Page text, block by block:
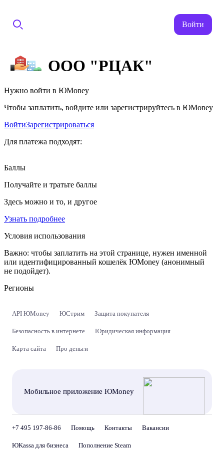
Войти
ООО "РЦАК"
Нужно войти в ЮMoney
Чтобы заплатить, войдите или зарегистрируйтесь в ЮMoney
ВойтиЗарегистрироваться
Для платежа подходят:
Баллы
Получайте и тратьте баллы
Здесь можно и то, и другое
Узнать подробнее
Условия использования
Важно: чтобы заплатить на этой странице, нужен именной
или идентифицированный кошелёк ЮMoney (анонимный
не подойдет).
Регионы
API ЮMoney ЮСтрим Защита покупателя
Безопасность в интернете Юридическая информация
Карта сайта Про деньги
Мобильное приложение ЮMoney
+7 495 197-86-86 Помощь Контакты Вакансии
ЮKassa для бизнеса Пополнение Steam